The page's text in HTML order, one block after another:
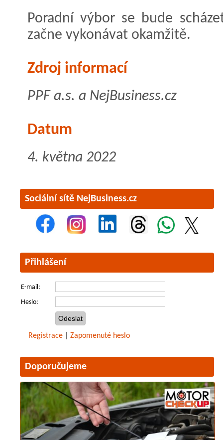
Poradní výbor se bude
začne vykonávat okamžitě.
Zdroj informací
PPF a.s. a NejBusiness.cz
Datum
4. května 2022
Sociální sítě NejBusiness.cz
Přihlášení
E-mail:
Heslo:
Registrace Zapomenuté heslo
Doporučujeme